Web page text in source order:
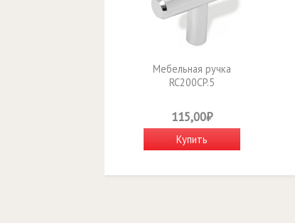
Мебельная ручка
RC200CP.5
115,00₽
Купить